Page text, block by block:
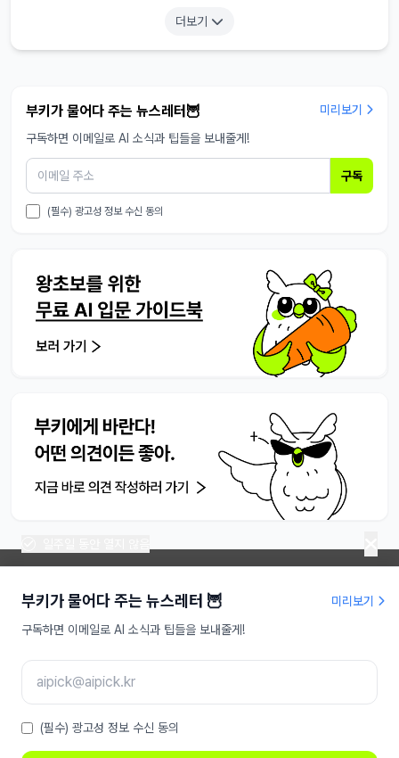
더보기
미리보기
부키가 물어다 주는 뉴스레터 🦉
구독하면 이메일로 AI 소식과 팁들을 보내줄게!
(필수) 광고성 정보 수신 동의
부키가 물어다 주는 뉴스레터🦉
미리보기
구독하면 이메일로 AI 소식과 팁들을 보내줄게!
구독
(필수) 광고성 정보 수신 동의
라이프해킹주식회사 | 대표 송명진
사업자등록번호 : 479-81-01709
이메일 :aipick@aipick.kr
Copyright ⓒ 2025 AI픽 Inc. All rights reserved
소개 |고객센터|제작자 |후원 광고 상품